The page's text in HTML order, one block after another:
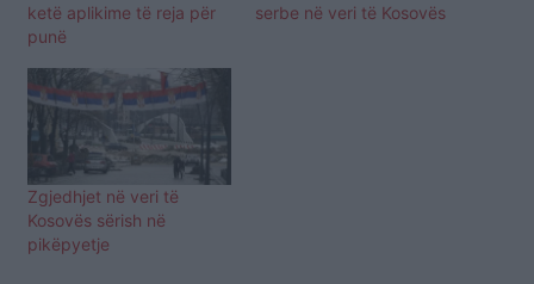
ketë aplikime të reja për
punë
serbe në veri të Kosovës
Zgjedhjet në veri të
Kosovës sërish në
pikëpyetje